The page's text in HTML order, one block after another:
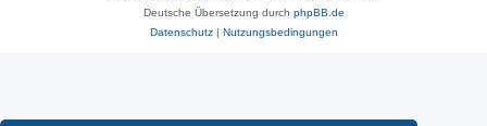
Deutsche Übersetzung durch phpBB.de
Datenschutz| Nutzungsbedingungen